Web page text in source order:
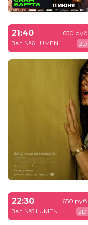
21:40
Зал №6 LUMEN
650 руб.
2D
22:30
Зал №5 LUMEN
650 руб.
2D